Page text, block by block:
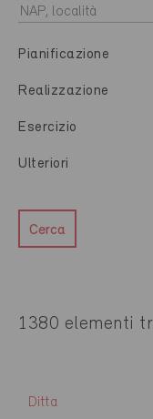
Pianificazione
Realizzazione
Esercizio
Ulteriori
Cerca
1380 elementi
Ditta